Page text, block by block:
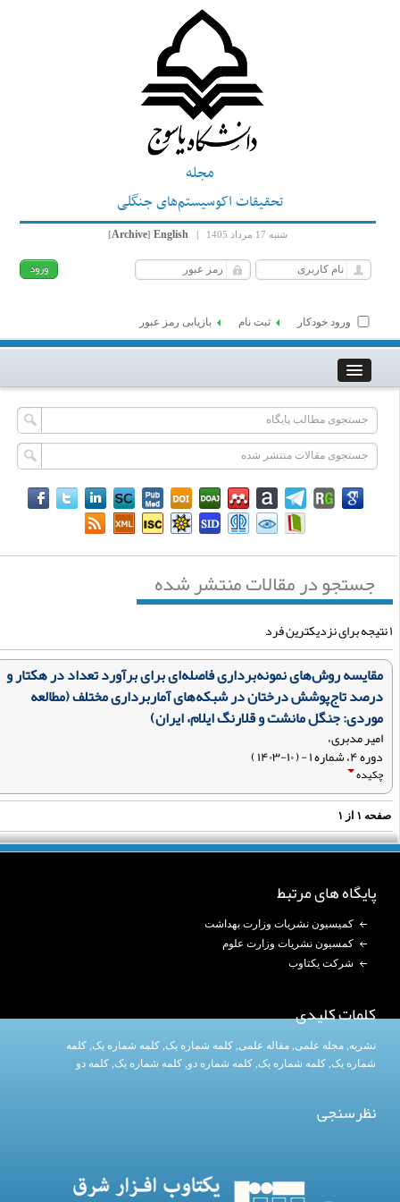
مجله
تحقیقات اکوسیستم‌های جنگلی
شنبه 17 مرداد 1405 |
English
[Archive]
ورود خودکار ثبت نام بازیابی رمز عبور
جستجو در مقالات منتشر شده
مقایسه روش‌های نمونه‌برداری فاصله‌ای برای برآورد تعداد در هکتار و
درصد تاج‌پوشش درختان در شبکه‌های آماربرداری مختلف (مطالعه
موردی: جنگل مانشت و قلارنگ ایلام، ایران)
امیر مدبری،
دوره ۴، شماره ۱ - ( ۱۰-۱۴۰۳ )
چکیده
۱از ۱
پایگاه های مرتبط
کمیسیون نشریات وزارت بهداشت
کمسیون نشریات وزارت علوم
شرکت یکتاوب
کلمات کلیدی
نشریه,مجله علمی,مقاله علمی,کلمه شماره یک, کلمه شماره یک,کلمه
شماره یک,کلمه شماره یک, کلمه شماره دو,کلمه شماره یک,کلمه دو
نظرسنجی